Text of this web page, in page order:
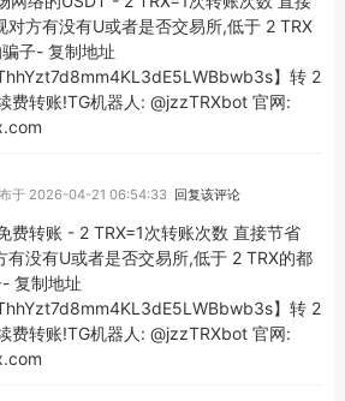
对方有没有U或者是否交易所,低于 2 TRX
子- 复制地址
】转 2
费转账!TG机器人: @jzzTRXbot 官网:
于 2026-04-21 06:54:33 回复该评论
费转账 - 2 TRX=1次转账次数 直接节省
有没有U或者是否交易所,低于 2 TRX的都
复制地址
】转 2
费转账!TG机器人: @jzzTRXbot 官网: